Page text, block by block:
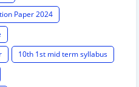
Paper 2024
10th 1st mid term syllabus